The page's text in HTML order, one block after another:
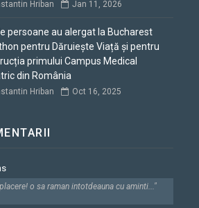
Hriban Jan 11, 2026
persoane au alergat la Bucharest
pentru Dăruiește Viață și pentru
primului Campus Medical
din România
Hriban Oct 16, 2025
o sa raman intotdeauna cu aminti..."